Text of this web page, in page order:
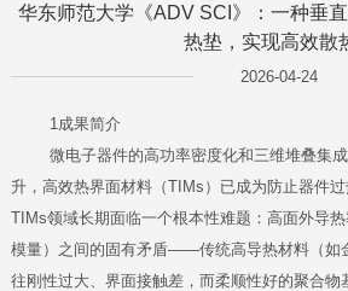
华东师范大学《ADV SCI》：一种垂
热垫，实现高效散
2026-04-24
1成果简介
微电子器件的高功率密度化和三维堆叠集成
升，高效热界面材料（TIMs）已成为防止器件过
TIMs领域长期面临一个根本性难题：高面外导
模量）之间的固有矛盾——传统高导热材料（如
往刚性过大、界面接触差，而柔顺性好的聚合物